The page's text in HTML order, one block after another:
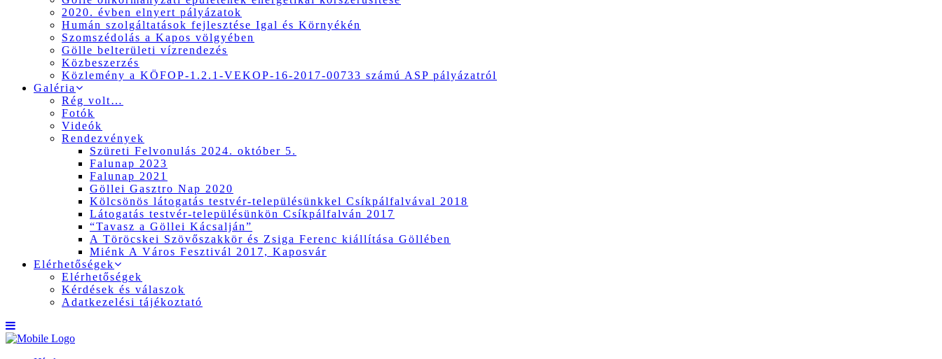
2020. évben elnyert pályázatok
Humán szolgáltatások fejlesztése Igal és Környékén
Szomszédolás a Kapos völgyében
Gölle belterületi vízrendezés
Közbeszerzés
Közlemény a KÖFOP-1.2.1-VEKOP-16-2017-00733 számú ASP pályázatról
Galéria
Rég volt…
Fotók
Videók
Rendezvények
Szüreti Felvonulás 2024. október 5.
Falunap 2023
Falunap 2021
Göllei Gasztro Nap 2020
Kölcsönös látogatás testvér-településünkkel Csíkpálfalvával 2018
Látogatás testvér-településünkön Csíkpálfalván 2017
“Tavasz a Göllei Kácsalján”
A Töröcskei Szövőszakkör és Zsiga Ferenc kiállítása Göllében
Miénk A Város Fesztivál 2017, Kaposvár
Elérhetőségek
Elérhetőségek
Kérdések és válaszok
Adatkezelési tájékoztató